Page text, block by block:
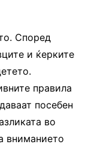
Според
и ќерките
правила
посебен
во
вниманието